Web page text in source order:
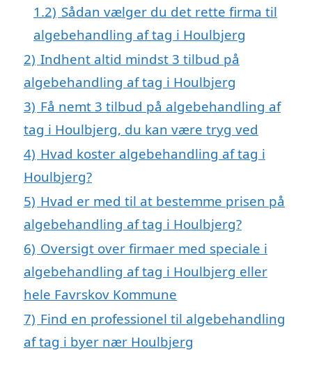
1.2) Sådan vælger du det rette firma til
algebehandling af tag i Houlbjerg
2) Indhent altid mindst 3 tilbud på
algebehandling af tag i Houlbjerg
3) Få nemt 3 tilbud på algebehandling af
tag i Houlbjerg, du kan være tryg ved
4) Hvad koster algebehandling af tag i
Houlbjerg?
5) Hvad er med til at bestemme prisen på
algebehandling af tag i Houlbjerg?
6) Oversigt over firmaer med speciale i
algebehandling af tag i Houlbjerg eller
hele Favrskov Kommune
7) Find en professionel til algebehandling
af tag i byer nær Houlbjerg